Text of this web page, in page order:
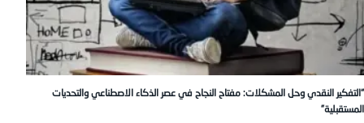
“التفكير النقدي وحل المشكلات: مفتاح النجاح في عصر الذكاء الاصطناعي والتحديات
المستقبلية”